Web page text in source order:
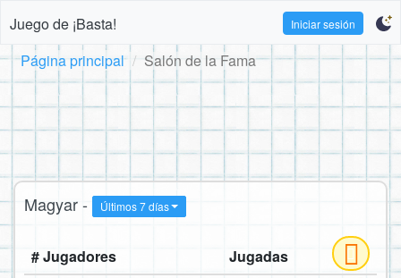
Juego de ¡Basta! Iniciar sesión
Página principal Salón de la Fama
Magyar - Últimos 7 días
# Jugadores
Jugadas